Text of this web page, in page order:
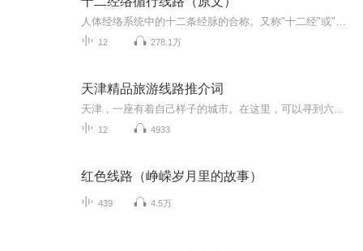
12 278.1万
天津精品旅游线路推介词
12 4933
红色线路（峥嵘岁月里的故事）
439 4.5万